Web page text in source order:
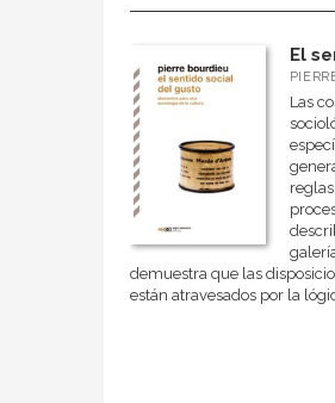
El
Las
demuestra que las
están atravesados por la